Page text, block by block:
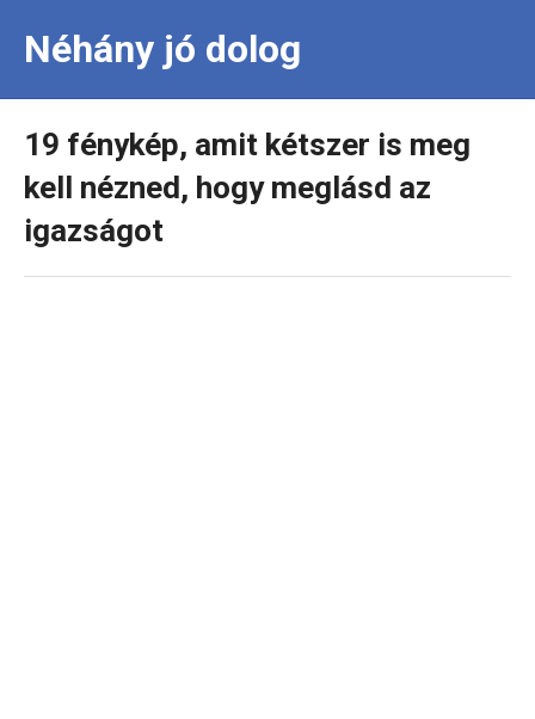
Néhány jó dolog
19 fénykép, amit kétszer is meg
kell nézned, hogy meglásd az
igazságot